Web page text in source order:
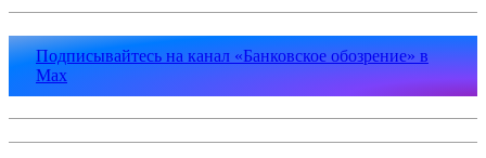
Подписывайтесь на канал «Банковское обозрение» в
Max